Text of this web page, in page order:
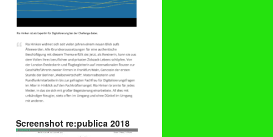
Screenshot re:publica 2018